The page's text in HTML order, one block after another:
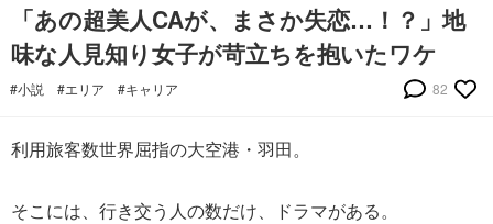
「あの超美人CAが、まさか失恋…！？」地
味な人見知り女子が苛立ちを抱いたワケ
#小説 #エリア #キャリア 82
利用旅客数世界屈指の大空港・羽田。
そこには、行き交う人の数だけ、ドラマがある。